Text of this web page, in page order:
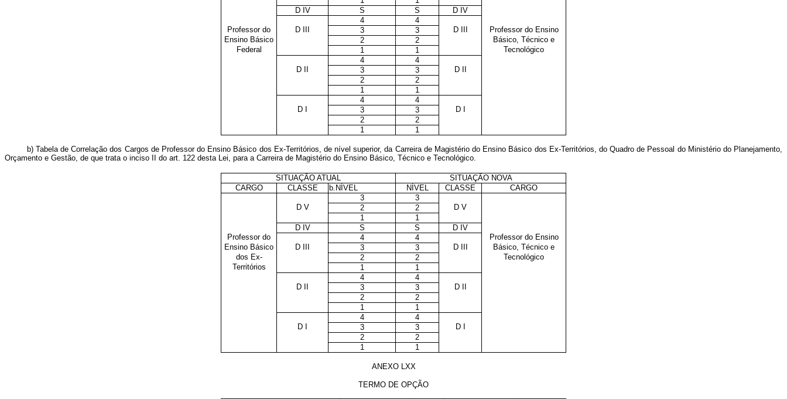
D IV
S S
D IV
4
4
Professor do
D III 3 3 D III
Professor do Ensino
Ensino Básico
2 2
Básico, Técnico e
Federal
1 1
Tecnológico
4
4
D II
3 3
D II
2
2
1
1
4
4
D I
3 3
D I
2
2
1
1
b) Tabela de Correlação dos Cargos de Professor do Ensino Básico dos Ex-Territórios, de nível superior, da Carreira de Magistério do Ensino Básico dos Ex-Territórios, do Quadro de Pessoal do Ministério do Planejamento,
Orçamento e Gestão, de que trata o inciso II do art. 122 desta Lei, para a Carreira de Magistério do Ensino Básico, Técnico e Tecnológico.
SITUAÇÃO ATUAL
SITUAÇÃO NOVA
CARGO
CLASSE b.NÍVEL NÍVEL CLASSE
CARGO
3
3
D V
2 2
D V
1
1
D IV
S S
D IV
Professor do
4 4
Professor do Ensino
Ensino Básico
D III 3 3 D III
Básico, Técnico e
dos Ex-
2 2
Tecnológico
Territórios
1
1
4
4
D II
3 3
D II
2
2
1
1
4
4
D I
3 3
D I
2
2
1
1
ANEXO LXX
TERMO DE OPÇÃO